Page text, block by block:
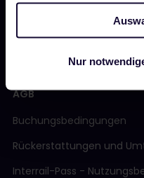
Nur
Nachhaltiger Tourismus
Support
AGB
Buchungsbedingungen
Rückerstattungen und
Interrail-Pass -